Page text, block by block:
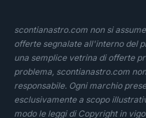
scontianastro.com non si
offerte segnalate all'interno del
una semplice vetrina di offerte
problema, scontianastro.com
responsabile. Ogni marchio
esclusivamente a scopo
modo le leggi di Copyright in